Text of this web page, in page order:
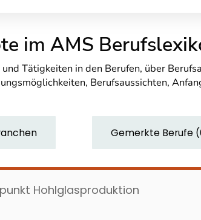
im AMS
Tätigkeiten in den Berufen, über
Berufsaussichten,
Gemerkte Berufe (
Hohlglasproduktion